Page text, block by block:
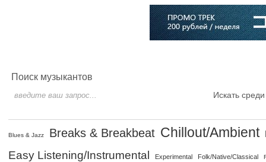
Поиск музыкантов
Искать
Blues & Jazz Breaks & Breakbeat Chillout/Ambient
Easy Listening/Instrumental Experimental Folk/Native/Classical